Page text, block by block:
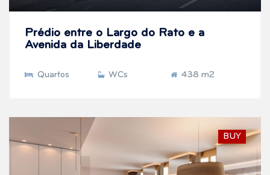
Prédio entre o Largo do Rato e a
Avenida da Liberdade
Quartos WCs 438 m2
BUY